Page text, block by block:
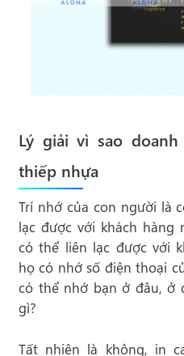
Lý giải vì sao
thiếp nhựa
Trí nhớ của con người là
lạc được với khách hàng
có thể liên lạc được với
họ có nhớ số điện thoại
có thể nhớ bạn ở đâu, ở
gì?
Tất nhiên là không, in